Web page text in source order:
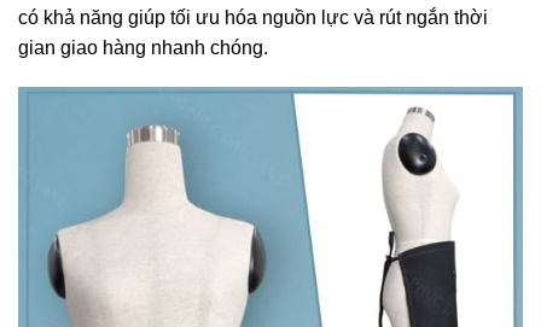
có khả năng giúp tối ưu hóa nguồn lực và rút ngắn thời
gian giao hàng nhanh chóng.